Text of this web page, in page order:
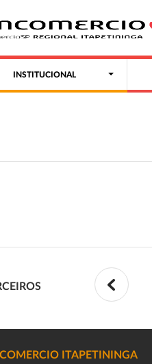
INSTITUCIONAL
ITAPETININGA